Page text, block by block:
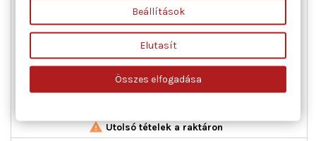
Ajtók száma : 2, Beépítési oldal : jobb első, Kiegészítő
cikk/kiegészítő info : Villanymotorral, Működési mód :
elektromos, Tömeg [kg] : 1,200
Ár
23 201 FtNormál
51 558 Ft
Utolsó tételek a raktáron
Beállítások
Elutasít
Összes elfogadása